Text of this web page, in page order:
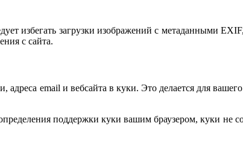
избегать загрузки изображений с метаданными
с сайта.
email и вебсайта в куки. Это делается для
поддержки куки вашим браузером, куки не